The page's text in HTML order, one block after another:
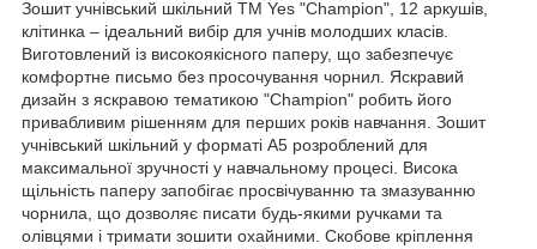
Зошит учнівський шкільний ТМ Yes "Champion", 12 аркушів,
клітинка – ідеальний вибір для учнів молодших класів.
Виготовлений із високоякісного паперу, що забезпечує
комфортне письмо без просочування чорнил. Яскравий
дизайн з яскравою тематикою "Champion" робить його
привабливим рішенням для перших років навчання. Зошит
учнівський шкільний у форматі А5 розроблений для
максимальної зручності у навчальному процесі. Висока
щільність паперу запобігає просвічуванню та змазуванню
чорнила, що дозволяє писати будь-якими ручками та
олівцями і тримати зошити охайними. Скобове кріплення